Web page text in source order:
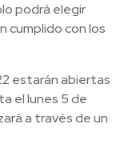
podrá elegir
cumplido con los
estarán abiertas
el lunes 5 de
a través de un